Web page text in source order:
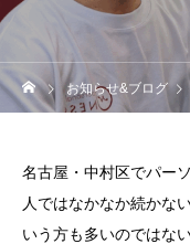
お知らせ&ブログ
名古屋・中村区でパー
人ではなかなか続かな
いう方も多いのではな